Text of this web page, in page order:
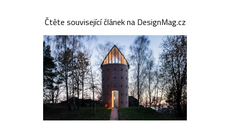
Čtěte související článek na DesignMag.cz